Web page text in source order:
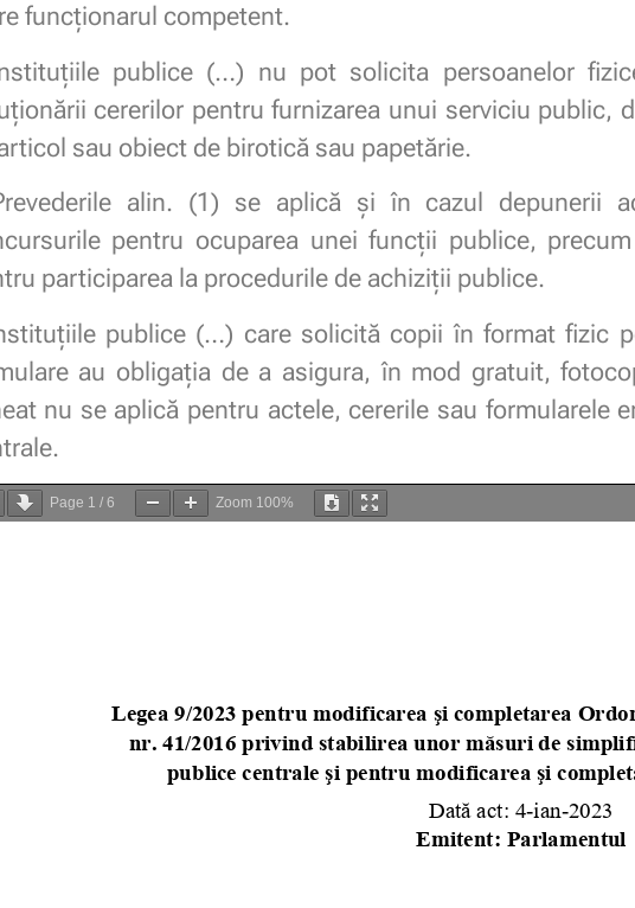
funcţionarul competent.
publice (…) nu pot solicita persoanelor
cererilor pentru furnizarea unui serviciu public,
sau obiect de birotică sau papetărie.
alin. (1) se aplică şi în cazul depunerii
pentru ocuparea unei funcţii publice,
participarea la procedurile de achiziţii publice.
publice (…) care solicită copii în format fizic
au obligaţia de a asigura, în mod gratuit,
nu se aplică pentru actele, cererile sau formularele
Page 1 / 6 Zoom 100%